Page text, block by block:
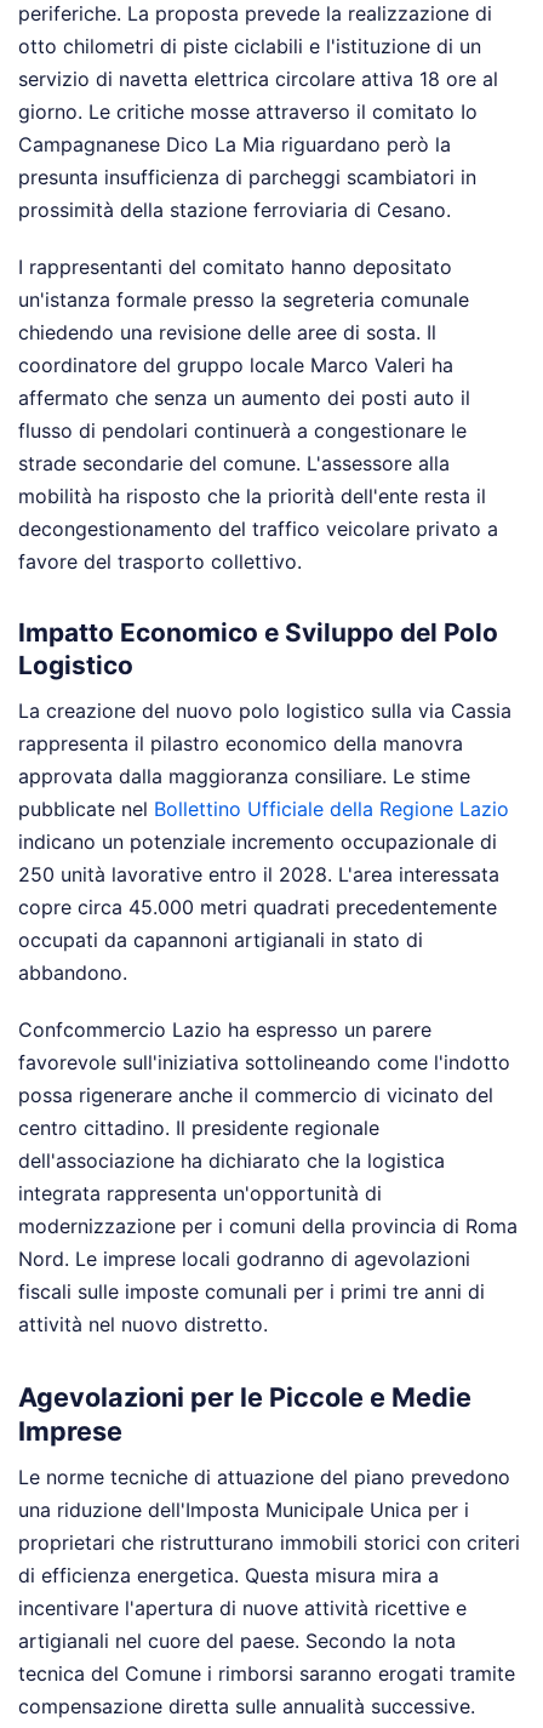
periferiche. La proposta prevede la realizzazione di
otto chilometri di piste ciclabili e l'istituzione di un
servizio di navetta elettrica circolare attiva 18 ore al
giorno. Le critiche mosse attraverso il comitato Io
Campagnanese Dico La Mia riguardano però la
presunta insufficienza di parcheggi scambiatori in
prossimità della stazione ferroviaria di Cesano.
I rappresentanti del comitato hanno depositato
un'istanza formale presso la segreteria comunale
chiedendo una revisione delle aree di sosta. Il
coordinatore del gruppo locale Marco Valeri ha
affermato che senza un aumento dei posti auto il
flusso di pendolari continuerà a congestionare le
strade secondarie del comune. L'assessore alla
mobilità ha risposto che la priorità dell'ente resta il
decongestionamento del traffico veicolare privato a
favore del trasporto collettivo.
Impatto Economico e Sviluppo del Polo
Logistico
La creazione del nuovo polo logistico sulla via Cassia
rappresenta il pilastro economico della manovra
approvata dalla maggioranza consiliare. Le stime
pubblicate nel Bollettino Ufficiale della Regione Lazio
indicano un potenziale incremento occupazionale di
250 unità lavorative entro il 2028. L'area interessata
copre circa 45.000 metri quadrati precedentemente
occupati da capannoni artigianali in stato di
abbandono.
Confcommercio Lazio ha espresso un parere
favorevole sull'iniziativa sottolineando come l'indotto
possa rigenerare anche il commercio di vicinato del
centro cittadino. Il presidente regionale
dell'associazione ha dichiarato che la logistica
integrata rappresenta un'opportunità di
modernizzazione per i comuni della provincia di Roma
Nord. Le imprese locali godranno di agevolazioni
fiscali sulle imposte comunali per i primi tre anni di
attività nel nuovo distretto.
Agevolazioni per le Piccole e Medie
Imprese
Le norme tecniche di attuazione del piano prevedono
una riduzione dell'Imposta Municipale Unica per i
proprietari che ristrutturano immobili storici con criteri
di efficienza energetica. Questa misura mira a
incentivare l'apertura di nuove attività ricettive e
artigianali nel cuore del paese. Secondo la nota
tecnica del Comune i rimborsi saranno erogati tramite
compensazione diretta sulle annualità successive.